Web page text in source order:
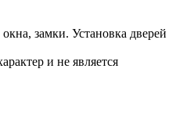
замки. Установка дверей
и не является